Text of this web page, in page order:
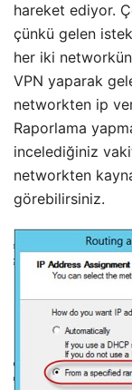
hareket ediyor.
çünkü gelen
her iki networkün
VPN yaparak
networkten ip
Raporlama
incelediğiniz
networkten
görebilirsiniz.